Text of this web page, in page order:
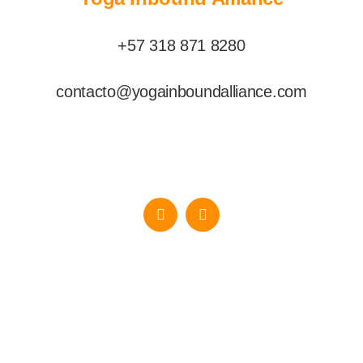
+57 318 871 8280
contacto@yogainboundalliance.com